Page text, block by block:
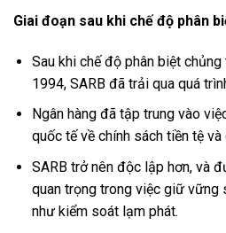
Giai đoạn sau khi chế độ phân
Sau khi chế độ phân biệt
1994, SARB đã trải qua quá
Ngân hàng đã tập trung vào
quốc tế về chính sách tiền tệ và
SARB trở nên độc lập hơn, và
quan trọng trong việc giữ vững
như kiểm soát lạm phát.